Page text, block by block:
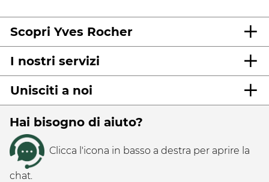
Scopri Yves Rocher
I nostri servizi
Unisciti a noi
Hai bisogno di aiuto?
Clicca l'icona in basso a destra per aprire la
chat.